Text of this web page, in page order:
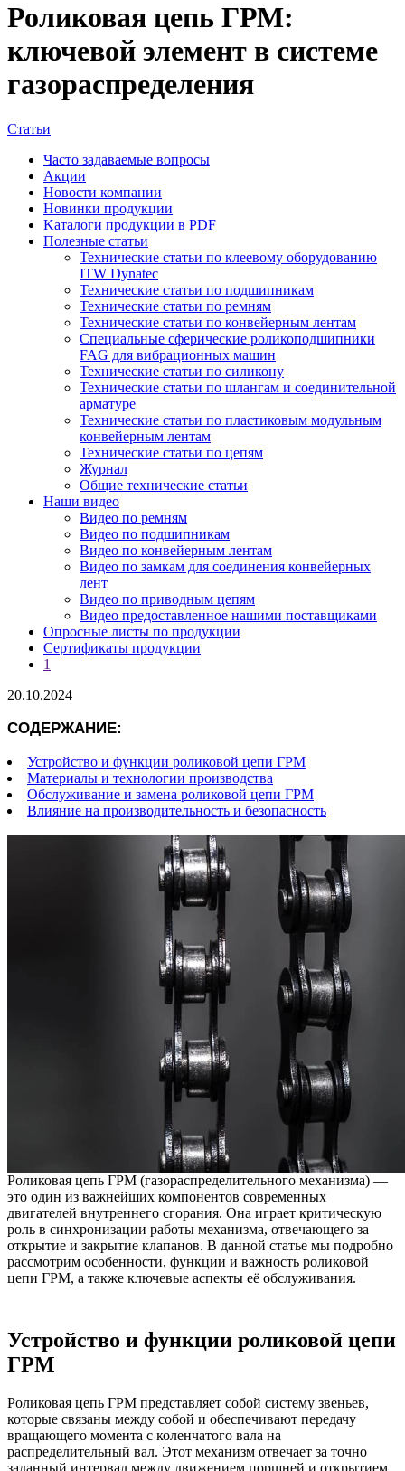
Роликовая цепь ГРМ:
ключевой элемент в системе
газораспределения
Статьи
Часто задаваемые вопросы
Акции
Новости компании
Новинки продукции
Kаталоги продукции в PDF
Полезные статьи
Технические статьи по клеевому оборудованию
ITW Dynatec
Технические статьи по подшипникам
Технические статьи по ремням
Технические статьи по конвейерным лентам
Специальные сферические роликоподшипники
FAG для вибрационных машин
Технические статьи по силикону
Технические статьи по шлангам и соединительной
арматуре
Технические статьи по пластиковым модульным
конвейерным лентам
Технические статьи по цепям
Журнал
Общие технические статьи
Наши видео
Видео по ремням
Видео по подшипникам
Видео по конвейерным лентам
Видео по замкам для соединения конвейерных
лент
Видео по приводным цепям
Видео предоставленное нашими поставщиками
Опросные листы по продукции
Сертификаты продукции
1
20.10.2024
СОДЕРЖАНИЕ:
Устройство и функции роликовой цепи ГРМ
Материалы и технологии производства
Обслуживание и замена роликовой цепи ГРМ
Влияние на производительность и безопасность
Роликовая цепь ГРМ (газораспределительного механизма) —
это один из важнейших компонентов современных
двигателей внутреннего сгорания. Она играет критическую
роль в синхронизации работы механизма, отвечающего за
открытие и закрытие клапанов. В данной статье мы подробно
рассмотрим особенности, функции и важность роликовой
цепи ГРМ, а также ключевые аспекты её обслуживания.
Устройство и функции роликовой цепи
ГРМ
Роликовая цепь ГРМ представляет собой систему звеньев,
которые связаны между собой и обеспечивают передачу
вращающего момента с коленчатого вала на
распределительный вал. Этот механизм отвечает за точно